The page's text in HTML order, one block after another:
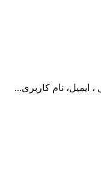
، ایمیل، نام کاربری...